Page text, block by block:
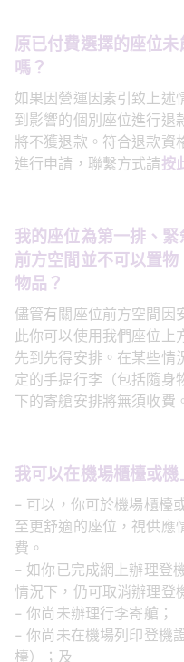
原已付費選擇的座位
嗎？
如果因營運因素引致上述
到影響的個別座位進行退
將不獲退款。符合退款資
進行申請，聯繫方式請按
我的座位為第一排、緊
前方空間並不可以置
物品？
儘管有關座位前方空間因
此你可以使用我們座位上
先到先得安排。在某些情
定的手提行李（包括隨身
下的寄艙安排將無須收費。
我可以在機場櫃檯或
- 可以，你可於機場櫃檯
至更舒適的座位，視供應
費。
- 如你已完成網上辦理登
情況下，仍可取消辦理登
- 你尚未辦理行李寄艙；
- 你尚未在機場列印登機
檯）；及